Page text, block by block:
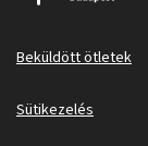
Beküldött ötletek
Sütikezelés